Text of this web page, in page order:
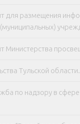
для размещения
Министерства
Тульской области.
по надзору в